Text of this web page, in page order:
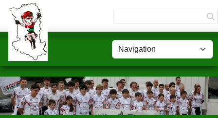
Panneau de gestion des cookies